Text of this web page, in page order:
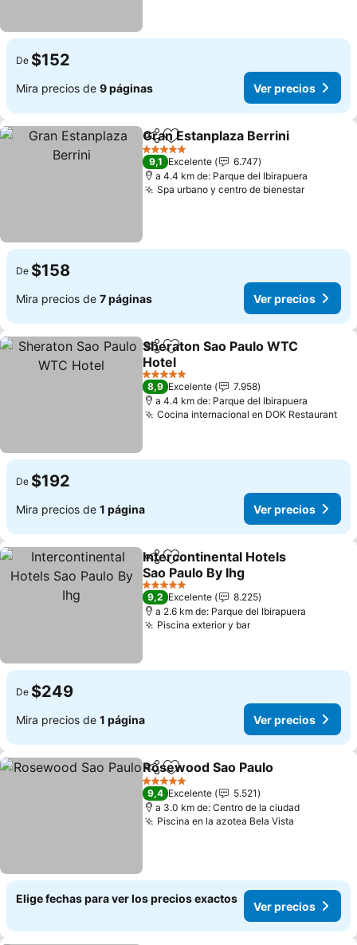
De $152
Mira precios de 9 páginas Ver precios
CompartirAgregar a favoritos
Gran Estanplaza Berrini
5 Estrellas
9,1 Excelente
6.747
a 4.4 km de: Parque del Ibirapuera
Spa urbano y centro de bienestar
De $158
Mira precios de 7 páginas Ver precios
CompartirAgregar a favoritos
Sheraton Sao Paulo WTC
Hotel
5 Estrellas
8,9 Excelente
7.958
a 4.4 km de: Parque del Ibirapuera
Cocina internacional en DOK Restaurant
De $192
Mira precios de 1 página Ver precios
CompartirAgregar a favoritos
Intercontinental Hotels
Sao Paulo By Ihg
5 Estrellas
9,2 Excelente
8.225
a 2.6 km de: Parque del Ibirapuera
Piscina exterior y bar
De $249
Mira precios de 1 página Ver precios
CompartirAgregar a favoritos
Rosewood Sao Paulo
5 Estrellas
9,4 Excelente
5.521
a 3.0 km de: Centro de la ciudad
Piscina en la azotea Bela Vista
Elige fechas para ver los precios exactos
Ver precios